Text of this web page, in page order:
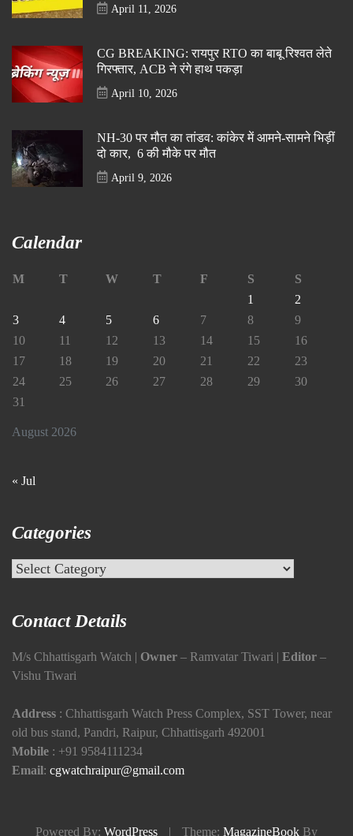
April 11, 2026
CG BREAKING: रायपुर RTO का बाबू रिश्वत लेते
गिरफ्तार, ACB ने रंगे हाथ पकड़ा
April 10, 2026
NH-30 पर मौत का तांडव: कांकेर में आमने-सामने भिड़ीं
दो कार, 6 की मौके पर मौत
April 9, 2026
Calendar
August 2026
M T W T F S
S
1
2
3
4 5 6 7 8
9
10
11 12 13 14 15
16
17
18 19 20 21 22
23
24
25 26 27 28 29
30
31
« Jul
Categories
Categories
Contact Details
M/s Chhattisgarh Watch | Owner – Ramvatar Tiwari | Editor –
Vishu Tiwari
Address : Chhattisgarh Watch Press Complex, SST Tower, near
old bus stand, Pandri, Raipur, Chhattisgarh 492001
Mobile : +91 9584111234
Email: cgwatchraipur@gmail.com
Powered By: WordPress | Theme: MagazineBook By